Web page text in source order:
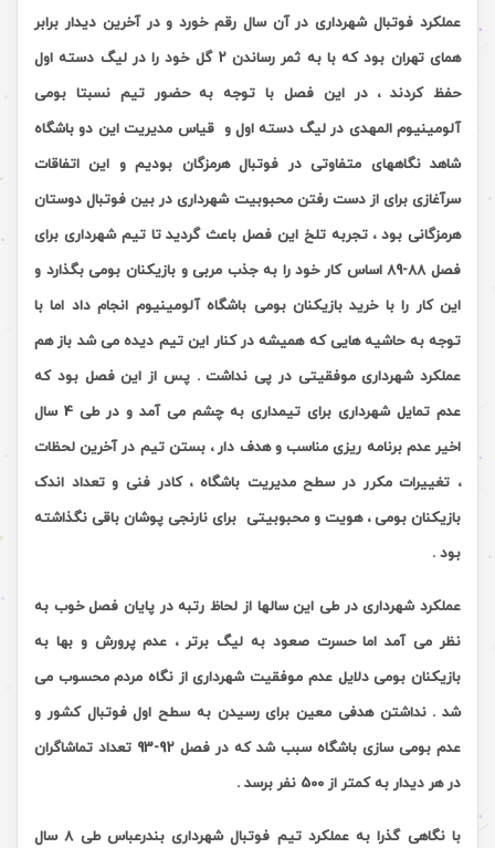
عملکرد فوتبال شهرداری در آن سال رقم خورد و در آخرین دیدار برابر
همای تهران بود که با به ثمر رساندن 2 گل خود را در لیگ دسته اول
حفظ کردند ، در این فصل با توجه به حضور تیم نسبتا بومی
آلومینیوم المهدی در لیگ دسته اول و قیاس مدیریت این دو باشگاه
شاهد نگاههای متفاوتی در فوتبال هرمزگان بودیم و این اتفاقات
سرآغازی برای از دست رفتن محبوبیت شهرداری در بین فوتبال دوستان
هرمزگانی بود ، تجربه تلخ این فصل باعث گردید تا تیم شهرداری برای
فصل 88-89 اساس کار خود را به جذب مربی و بازیکنان بومی بگذارد و
این کار را با خرید بازیکنان بومی باشگاه آلومینیوم انجام داد اما با
توجه به حاشیه هایی که همیشه در کنار این تیم دیده می شد باز هم
عملکرد شهرداری موفقیتی در پی نداشت . پس از این فصل بود که
عدم تمایل شهرداری برای تیمداری به چشم می آمد و در طی 4 سال
اخیر عدم برنامه ریزی مناسب و هدف دار ، بستن تیم در آخرین لحظات
، تغییرات مکرر در سطح مدیریت باشگاه ، کادر فنی و تعداد اندک
بازیکنان بومی ، هویت و محبوبیتی برای نارنجی پوشان باقی نگذاشته
بود .
عملکرد شهرداری در طی این سالها از لحاظ رتبه در پایان فصل خوب به
نظر می آمد اما حسرت صعود به لیگ برتر ، عدم پرورش و بها به
بازیکنان بومی دلایل عدم موفقیت شهرداری از نگاه مردم محسوب می
شد . نداشتن هدفی معین برای رسیدن به سطح اول فوتبال کشور و
عدم بومی سازی باشگاه سبب شد که در فصل 92-93 تعداد تماشاگران
در هر دیدار به کمتر از 500 نفر برسد .
با نگاهی گذرا به عملکرد تیم فوتبال شهرداری بندرعباس طی 8 سال